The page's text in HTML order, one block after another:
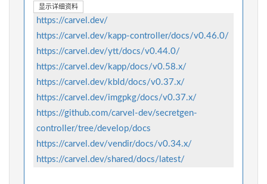
显示详细资料
https://carvel.dev/
https://carvel.dev/kapp-controller/docs/v0.46.0/
https://carvel.dev/ytt/docs/v0.44.0/
https://carvel.dev/kapp/docs/v0.58.x/
https://carvel.dev/kbld/docs/v0.37.x/
https://carvel.dev/imgpkg/docs/v0.37.x/
https://github.com/carvel-dev/secretgen-
controller/tree/develop/docs
https://carvel.dev/vendir/docs/v0.34.x/
https://carvel.dev/shared/docs/latest/